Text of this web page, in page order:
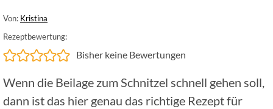
Von: Kristina
Rezeptbewertung:
Bisher keine Bewertungen
Wenn die Beilage zum Schnitzel schnell gehen soll,
dann ist das hier genau das richtige Rezept für